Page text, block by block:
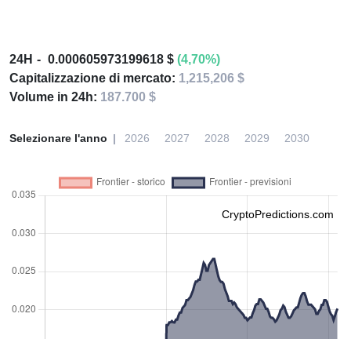
24H 0.000605973199618 $ (4,70%)
Capitalizzazione di mercato: 1,215,206 $
Volume in 24h: 187.700 $
Selezionare l'anno 2026 2027 2028 2029 2030
CryptoPredictions.com